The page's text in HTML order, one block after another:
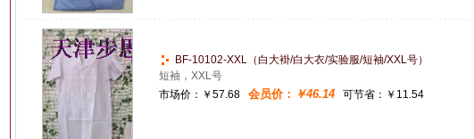
BF-10102-XXL（白大褂/白大衣/实验服/短袖/XXL号）
短袖，XXL号
市场价： ￥57.68 会员价： ￥46.14 可节省：￥11.54